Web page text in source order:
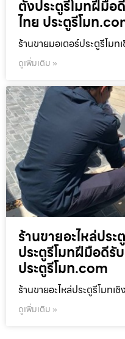
ตั้งประตูรีโมทฝีมือ
ไทย ประตูรีโมท
ร้านขายมอเตอร์ประตูรีโมท
ดูเพิ่มเติม »
ร้านขายอะไหล่ปร
ประตูรีโมทฝีมือดีรั
ประตูรีโมท.com
ร้านขายอะไหล่ประตูรีโมทเ
ดูเพิ่มเติม »